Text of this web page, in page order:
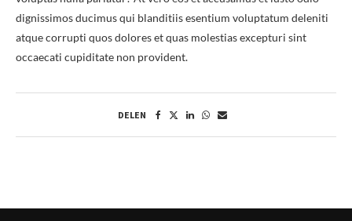
dignissimos ducimus qui blanditiis esentium voluptatum deleniti
atque corrupti quos dolores et quas molestias excepturi sint
occaecati cupiditate non provident.
DELEN